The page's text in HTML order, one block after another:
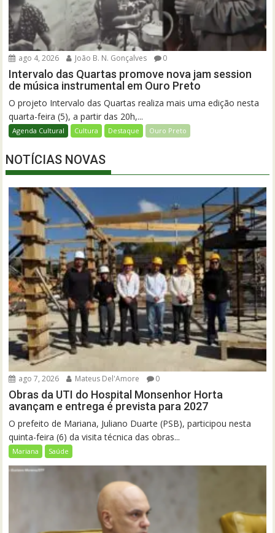
ago 4, 2026 João B. N. Gonçalves 0
Intervalo das Quartas promove nova jam session
de música instrumental em Ouro Preto
O projeto Intervalo das Quartas realiza mais uma edição nesta
quarta-feira (5), a partir das 20h,...
Agenda Cultural Cultura Destaque Ouro Preto
NOTÍCIAS NOVAS
ago 7, 2026 Mateus Del'Amore 0
Obras da UTI do Hospital Monsenhor Horta
avançam e entrega é prevista para 2027
O prefeito de Mariana, Juliano Duarte (PSB), participou nesta
quinta-feira (6) da visita técnica das obras...
Mariana Saúde